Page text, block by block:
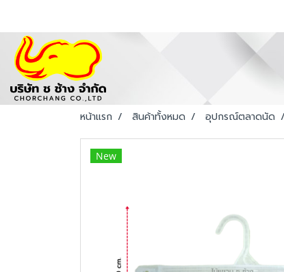
หน้าแรก สินค้าทั้งหมด อุปกรณ์ตลาดนัด
New